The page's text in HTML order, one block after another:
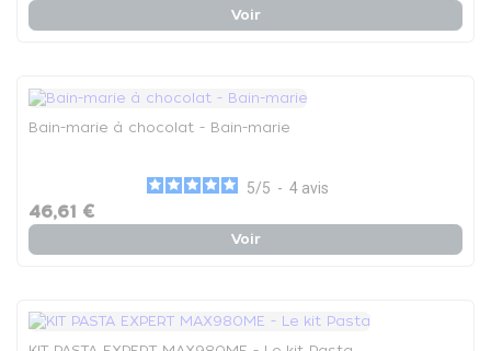
Voir
Bain-marie à chocolat - Bain-marie
5/5 - 4 avis
46,61 €
Voir